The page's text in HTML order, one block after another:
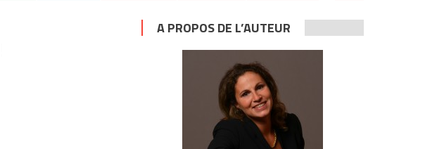
A PROPOS DE L’AUTEUR